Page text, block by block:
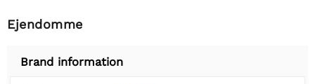
Ejendomme
Brand information